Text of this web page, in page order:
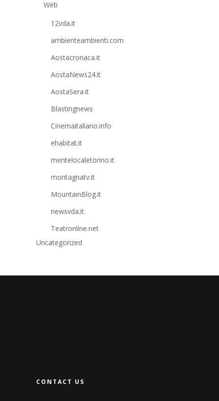
Web
12vda.it
ambienteambienti.com
Aostacronaca.it
AostaNews24.it
AostaSera.it
Blastingnews
Cinemaitaliano.info
ehabitat.it
mentelocaletorino.it
montagnatv.it
MountainBlog.it
newsvda.it
Teatronline.net
Uncategorized
CONTACT US